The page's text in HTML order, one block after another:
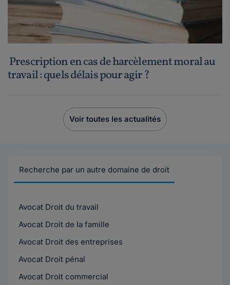
Prescription en cas de harcèlement moral au
travail : quels délais pour agir ?
Voir toutes les actualités
Recherche par un autre domaine de droit
Avocat Droit du travail
Avocat Droit de la famille
Avocat Droit des entreprises
Avocat Droit pénal
Avocat Droit commercial